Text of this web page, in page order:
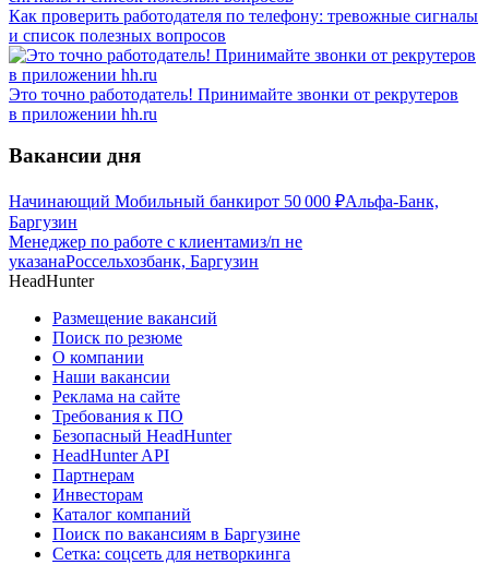
Как проверить работодателя по телефону: тревожные сигналы
и список полезных вопросов
Это точно работодатель! Принимайте звонки от рекрутеров
в приложении hh.ru
Вакансии дня
Начинающий Мобильный банкирот 50 000 ₽Альфа-Банк,
Баргузин
Менеджер по работе с клиентамиз/п не
указанаРоссельхозбанк, Баргузин
HeadHunter
Размещение вакансий
Поиск по резюме
О компании
Наши вакансии
Реклама на сайте
Требования к ПО
Безопасный HeadHunter
HeadHunter API
Партнерам
Инвесторам
Каталог компаний
Поиск по вакансиям в Баргузине
Сетка: соцсеть для нетворкинга